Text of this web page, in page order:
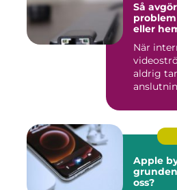
Så
eller
När
aldrig
Apple
oss?